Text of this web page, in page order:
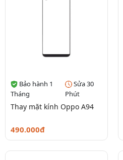
Bảo hành 1
Tháng
Sửa 30
Phút
Thay mặt kính Oppo A94
490.000đ